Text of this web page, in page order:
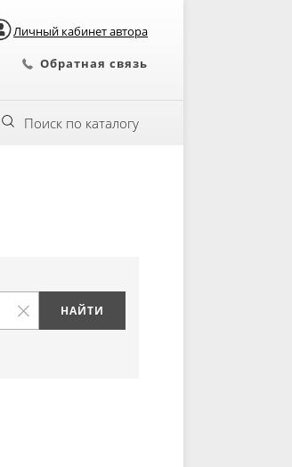
Личный кабинет автора
Обратная связь
Поиск по каталогу